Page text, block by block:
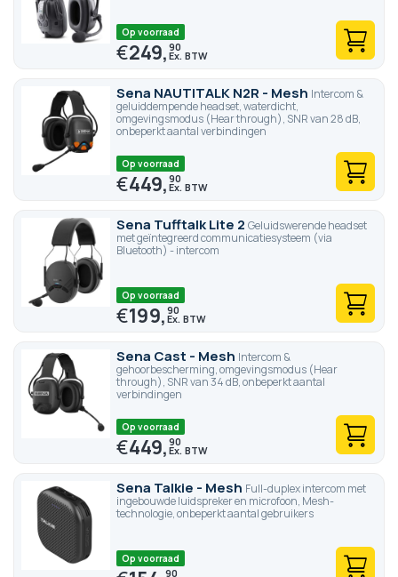
Op voorraad
€249,90
Sena NAUTITALK N2R - Mesh Intercom &
geluiddempende headset, waterdicht,
omgevingsmodus (Hear through), SNR van 28 dB,
onbeperkt aantal verbindingen
Op voorraad
€449,90
Sena Tufftalk Lite 2 Geluidswerende headset
met geïntegreerd communicatiesysteem (via
Bluetooth) - intercom
Op voorraad
€199,90
Sena Cast - Mesh Intercom &
gehoorbescherming, omgevingsmodus (Hear
through), SNR van 34 dB, onbeperkt aantal
verbindingen
Op voorraad
€449,90
Sena Talkie - Mesh Full-duplex intercom met
ingebouwde luidspreker en microfoon, Mesh-
technologie, onbeperkt aantal gebruikers
Op voorraad
90